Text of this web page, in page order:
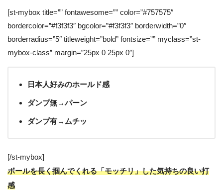
[st-mybox title=”” fontawesome=”” color=”#757575″
bordercolor=”#f3f3f3″ bgcolor=”#f3f3f3″ borderwidth=”0″
borderradius=”5″ titleweight=”bold” fontsize=”” myclass=”st-
mybox-class” margin=”25px 0 25px 0″]
日本人好みのホールド感
ダンプ無→パーン
ダンプ有→ムチッ
[/st-mybox]
ボールを長く掴んでくれる「モッチリ」した気持ちの良い打
感